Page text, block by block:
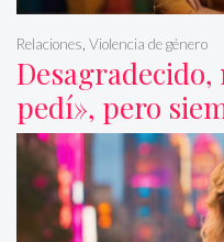
Desagradecido,
pedí», pero
Relaciones Violencia de género